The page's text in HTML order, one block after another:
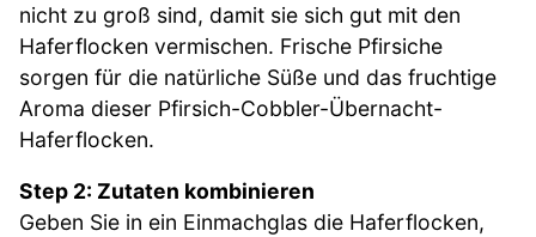
nicht zu groß sind, damit sie sich gut mit den
Haferflocken vermischen. Frische Pfirsiche
sorgen für die natürliche Süße und das fruchtige
Aroma dieser Pfirsich-Cobbler-Übernacht-
Haferflocken.
Step 2: Zutaten kombinieren
Geben Sie in ein Einmachglas die Haferflocken,